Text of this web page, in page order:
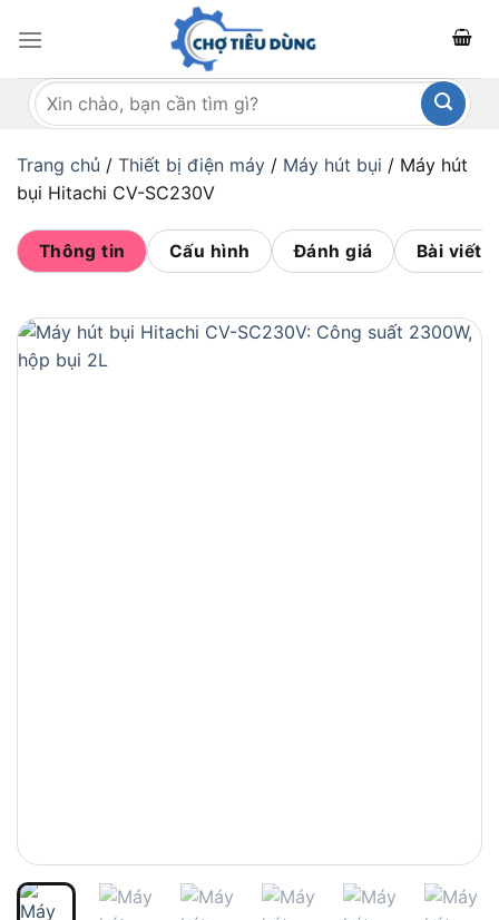
qua
dungTìm
kiếm:
Trang chủ / Thiết bị điện máy / Máy hút bụi / Máy hút
bụi Hitachi CV-SC230V
Thông tin Cấu hình Đánh giá Bài viết